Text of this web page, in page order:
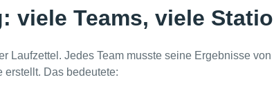
viele Teams, viele
Laufzettel. Jedes Team musste seine Ergebnisse
Das bedeutete: